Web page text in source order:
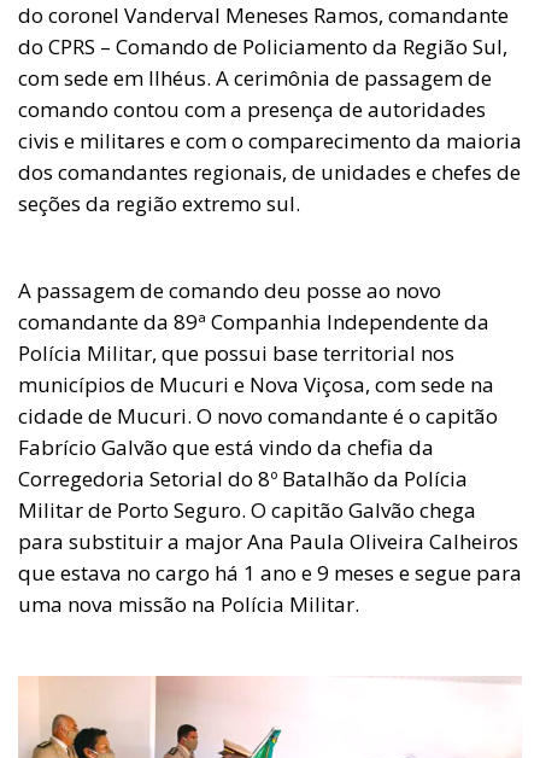
do coronel Vanderval Meneses Ramos, comandante
do CPRS – Comando de Policiamento da Região Sul,
com sede em Ilhéus. A cerimônia de passagem de
comando contou com a presença de autoridades
civis e militares e com o comparecimento da maioria
dos comandantes regionais, de unidades e chefes de
seções da região extremo sul.
A passagem de comando deu posse ao novo
comandante da 89ª Companhia Independente da
Polícia Militar, que possui base territorial nos
municípios de Mucuri e Nova Viçosa, com sede na
cidade de Mucuri. O novo comandante é o capitão
Fabrício Galvão que está vindo da chefia da
Corregedoria Setorial do 8º Batalhão da Polícia
Militar de Porto Seguro. O capitão Galvão chega
para substituir a major Ana Paula Oliveira Calheiros
que estava no cargo há 1 ano e 9 meses e segue para
uma nova missão na Polícia Militar.